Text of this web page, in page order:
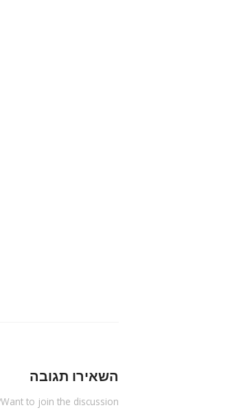
השאירו תגובה
Want to join the discussion?